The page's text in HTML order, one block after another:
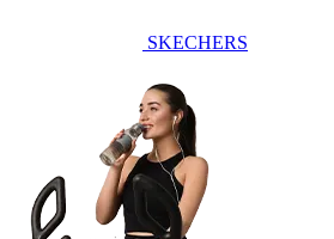
SKECHERS